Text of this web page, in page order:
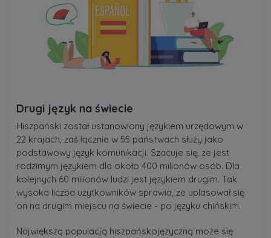
Drugi język na świecie
Hiszpański został ustanowiony językiem urzędowym w
22 krajach, zaś łącznie w 55 państwach służy jako
podstawowy język komunikacji. Szacuje się, że jest
rodzimym językiem dla około 400 milionów osób. Dla
kolejnych 60 milionów ludzi jest językiem drugim. Tak
wysoka liczba użytkowników sprawia, że uplasował się
on na drugim miejscu na świecie - po języku chińskim.
Największą populacją hiszpańskojęzyczną może się